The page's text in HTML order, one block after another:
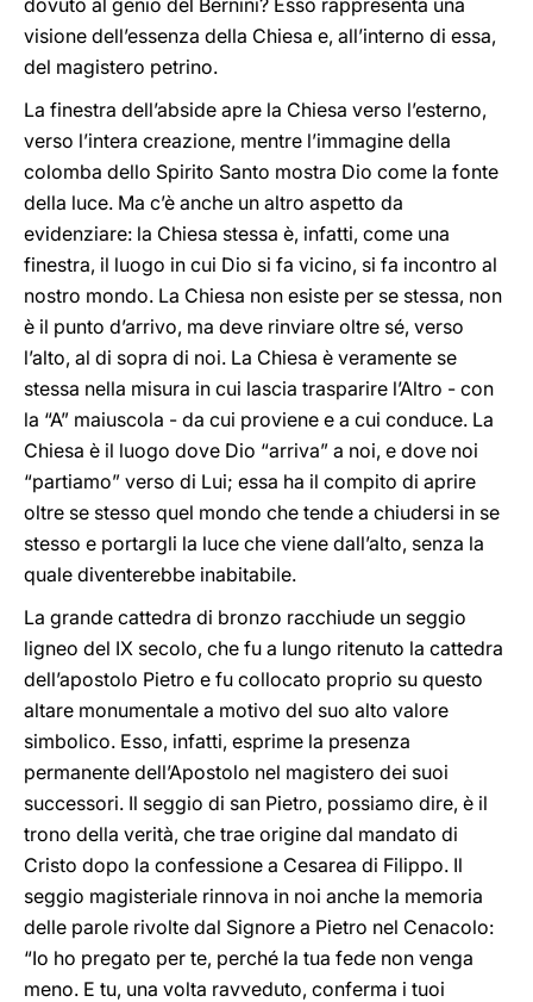
dovuto al genio del Bernini? Esso rappresenta una
visione dell’essenza della Chiesa e, all’interno di essa,
del magistero petrino.
La finestra dell’abside apre la Chiesa verso l’esterno,
verso l’intera creazione, mentre l’immagine della
colomba dello Spirito Santo mostra Dio come la fonte
della luce. Ma c’è anche un altro aspetto da
evidenziare: la Chiesa stessa è, infatti, come una
finestra, il luogo in cui Dio si fa vicino, si fa incontro al
nostro mondo. La Chiesa non esiste per se stessa, non
è il punto d’arrivo, ma deve rinviare oltre sé, verso
l’alto, al di sopra di noi. La Chiesa è veramente se
stessa nella misura in cui lascia trasparire l’Altro - con
la “A” maiuscola - da cui proviene e a cui conduce. La
Chiesa è il luogo dove Dio “arriva” a noi, e dove noi
“partiamo” verso di Lui; essa ha il compito di aprire
oltre se stesso quel mondo che tende a chiudersi in se
stesso e portargli la luce che viene dall’alto, senza la
quale diventerebbe inabitabile.
La grande cattedra di bronzo racchiude un seggio
ligneo del IX secolo, che fu a lungo ritenuto la cattedra
dell’apostolo Pietro e fu collocato proprio su questo
altare monumentale a motivo del suo alto valore
simbolico. Esso, infatti, esprime la presenza
permanente dell’Apostolo nel magistero dei suoi
successori. Il seggio di san Pietro, possiamo dire, è il
trono della verità, che trae origine dal mandato di
Cristo dopo la confessione a Cesarea di Filippo. Il
seggio magisteriale rinnova in noi anche la memoria
delle parole rivolte dal Signore a Pietro nel Cenacolo:
“Io ho pregato per te, perché la tua fede non venga
meno. E tu, una volta ravveduto, conferma i tuoi